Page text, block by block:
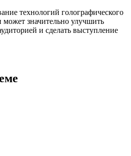
технологий голографического
значительно улучшить
и сделать выступление